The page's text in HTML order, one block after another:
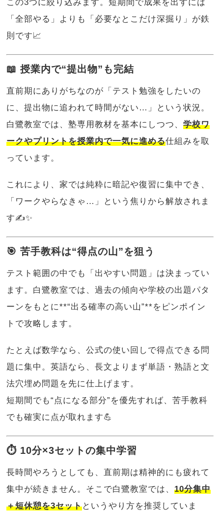
この3つに絞り込みます。短期間で成果を出すには
「全部やる」よりも「必要なとこだけ深掘り」が鉄
則です📈
📖 授業内で“提出物”も完結
直前期にありがちなのが「テスト勉強をしたいの
に、提出物に追われて時間がない…」という状況。
白鷺教室では、塾専用教材を基本にしつつ、学校ワ
ークやプリントを授業内で一気に進める仕組みを取
っています。
これにより、家では純粋に暗記や復習に集中でき、
「ワークやらなきゃ…」という焦りから解放されま
す✍️✨
🎯 苦手教科は“得点の山”を狙う
テスト範囲の中でも「出やすい問題」は決まってい
ます。白鷺教室では、過去の傾向や学校の出題パタ
ーンをもとに**“出る確率の高い山”**をピンポイン
トで攻略します。
たとえば数学なら、公式の使い回しで得点できる問
題に集中。英語なら、長文よりまず単語・熟語と文
法穴埋め問題を先に仕上げます。
短期間でも“点になる部分”を優先すれば、苦手教科
でも確実に点が取れます💪
⏱ 10分×3セットの集中学習
長時間やろうとしても、直前期は精神的にも疲れて
集中が続きません。そこで白鷺教室では、10分集中
＋短休憩を3セットというやり方を推奨していま